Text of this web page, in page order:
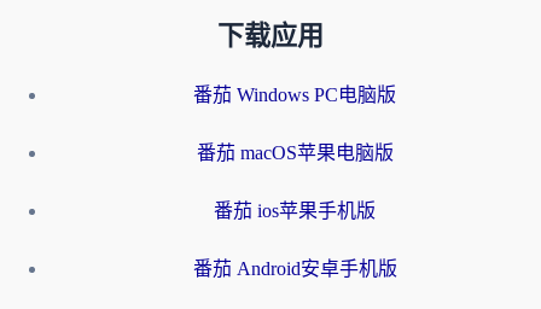
下载应用
番茄 Windows PC电脑版
番茄 macOS苹果电脑版
番茄 ios苹果手机版
番茄 Android安卓手机版